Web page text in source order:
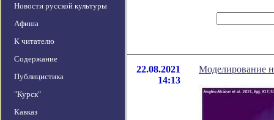
Новости русской культуры
Афиша
К читателю
Содержание
Публицистика
"Курск"
Кавказ
22.08.2021
14:13
Моделирование